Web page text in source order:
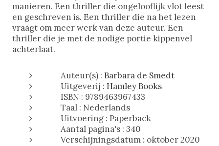
manieren. Een thriller die ongelooflijk vlot leest
en geschreven is. Een thriller die na het lezen
vraagt om meer werk van deze auteur. Een
thriller die je met de nodige portie kippenvel
achterlaat.
Auteur(s) : Barbara de Smedt
Uitgeverij : Hamley Books
ISBN : 9789463967433
Taal : Nederlands
Uitvoering : Paperback
Aantal pagina's : 340
Verschijningsdatum : oktober 2020